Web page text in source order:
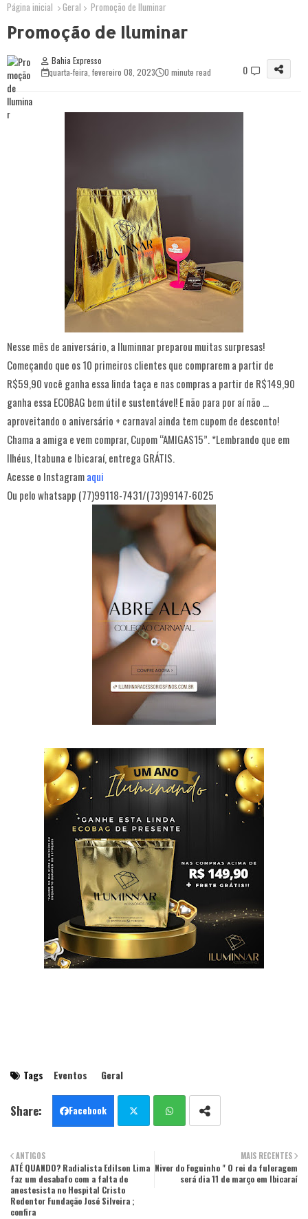
Página inicial Geral Promoção de Iluminar
Promoção de Iluminar
Bahia Expresso
quarta-feira, fevereiro 08, 2023
0 minute read 0
Nesse mês de aniversário, a Iluminnar preparou muitas surpresas!
Começando que os 10 primeiros clientes que comprarem a partir de
R$59,90 você ganha essa linda taça e nas compras a partir de R$149,90
ganha essa ECOBAG bem útil e sustentável! E não para por aí não …
aproveitando o aniversário + carnaval ainda tem cupom de desconto!
Chama a amiga e vem comprar, Cupom “AMIGAS15”. *Lembrando que em
Ilhéus, Itabuna e Ibicaraí, entrega GRÁTIS.
Acesse o Instagramaqui
Ou pelo whatsapp (77)99118-7431/(73)99147-6025
Tags Eventos Geral
Facebook
ter tsa
MAIS RECENTES
Niver do Foguinho " O rei da fuleragem
será dia 11 de março em Ibicaraí
ANTIGOS
ATÉ QUANDO? Radialista Edilson Lima
faz um desabafo com a falta de
anestesista no Hospital Cristo
Redentor Fundação José Silveira ;
confira